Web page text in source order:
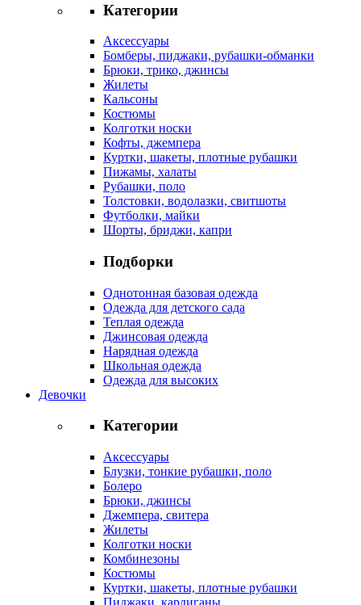
Категории
Аксессуары
Бомберы, пиджаки, рубашки-обманки
Брюки, трико, джинсы
Жилеты
Кальсоны
Костюмы
Колготки носки
Кофты, джемпера
Куртки, шакеты, плотные рубашки
Пижамы, халаты
Рубашки, поло
Толстовки, водолазки, свитшоты
Футболки, майки
Шорты, бриджи, капри
Подборки
Однотонная базовая одежда
Одежда для детского сада
Теплая одежда
Джинсовая одежда
Нарядная одежда
Школьная одежда
Одежда для высоких
Девочки
Категории
Аксессуары
Блузки, тонкие рубашки, поло
Болеро
Брюки, джинсы
Джемпера, свитера
Жилеты
Колготки носки
Комбинезоны
Костюмы
Куртки, шакеты, плотные рубашки